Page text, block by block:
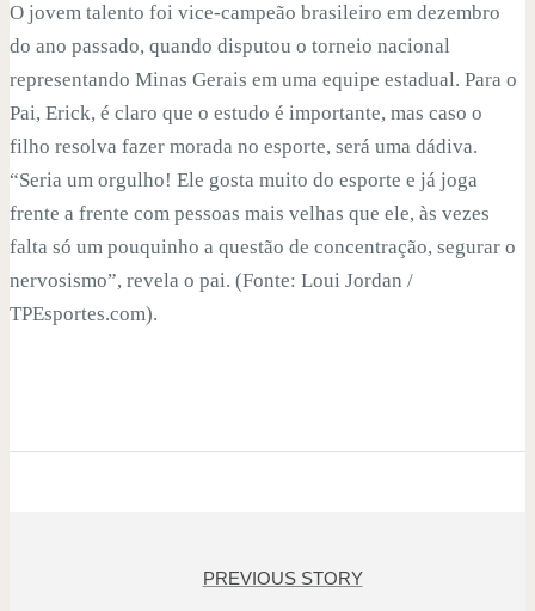
O jovem talento foi vice-campeão brasileiro em dezembro
do ano passado, quando disputou o torneio nacional
representando Minas Gerais em uma equipe estadual. Para o
Pai, Erick, é claro que o estudo é importante, mas caso o
filho resolva fazer morada no esporte, será uma dádiva.
“Seria um orgulho! Ele gosta muito do esporte e já joga
frente a frente com pessoas mais velhas que ele, às vezes
falta só um pouquinho a questão de concentração, segurar o
nervosismo”, revela o pai. (Fonte: Loui Jordan /
TPEsportes.com).
PREVIOUS STORY